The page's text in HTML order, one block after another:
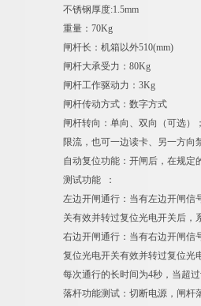
不锈钢厚度:1.5mm
重量：70Kg
闸杆长：机箱以外510(mm)
闸杆大承受力：80Kg
闸杆工作驱动力：3Kg
闸杆传动方式：数字方式
闸杆转向：单向、双向（可选）
限流，也可一边读卡、另一方
自动复位功能：开闸后，在规定
测试功
左边开闸通行：当有左边开闸信
关有效并转过复位光电开关后，
右边开闸通行：当有右边开闸信
复位光电开关有效并转过复位光
每次通行的长时间为4秒，当超
落杆功能测试：切断电源，闸杆